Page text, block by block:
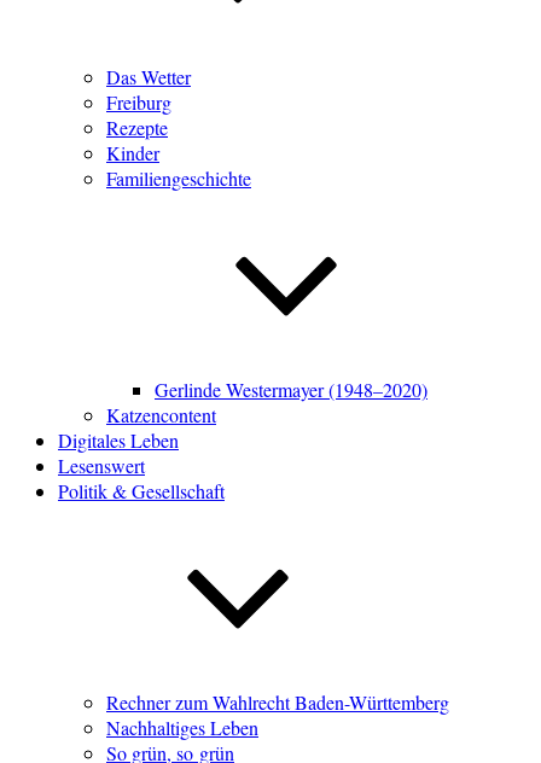
Das Wetter
Freiburg
Rezepte
Kinder
Familiengeschichte
Gerlinde Westermayer (1948–2020)
Katzencontent
Digitales Leben
Lesenswert
Politik & Gesellschaft
Rechner zum Wahlrecht Baden-Württemberg
Nachhaltiges Leben
So grün, so grün